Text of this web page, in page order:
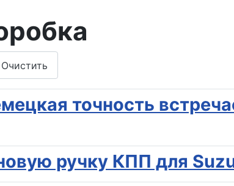
Очистить
точность
ручку КПП для